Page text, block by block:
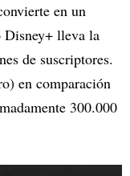
en un
Disney+ lleva la
de suscriptores.
en comparación
300.000